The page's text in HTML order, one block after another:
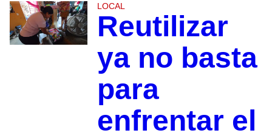
LOCAL
Reutilizar
ya no basta
para
enfrentar el